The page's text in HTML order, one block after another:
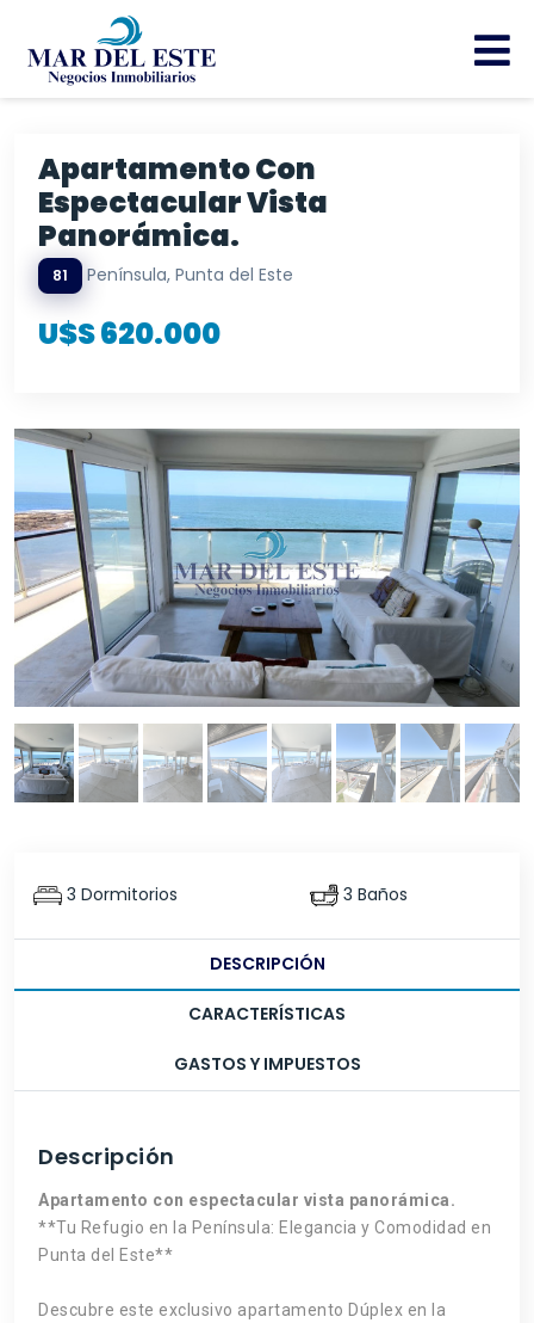
Apartamento Con
Espectacular Vista
Panorámica.
81 Península, Punta del Este
U$S 620.000
3 Dormitorios 3 Baños
DESCRIPCIÓN
CARACTERÍSTICAS
GASTOS Y IMPUESTOS
Descripción
Apartamento con espectacular vista panorámica.
**Tu Refugio en la Península: Elegancia y Comodidad en
Punta del Este**
Descubre este exclusivo apartamento Dúplex en la